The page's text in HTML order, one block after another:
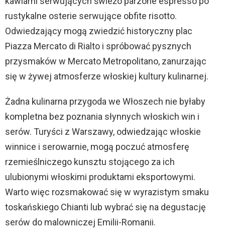
rustykalne osterie serwujące obfite risotto.
Odwiedzający mogą zwiedzić historyczny plac
Piazza Mercato di Rialto i spróbować pysznych
przysmaków w Mercato Metropolitano, zanurzając
się w żywej atmosferze włoskiej kultury kulinarnej.
Żadna kulinarna przygoda we Włoszech nie byłaby
kompletna bez poznania słynnych włoskich win i
serów. Turyści z Warszawy, odwiedzając włoskie
winnice i serowarnie, mogą poczuć atmosferę
rzemieślniczego kunsztu stojącego za ich
ulubionymi włoskimi produktami eksportowymi.
Warto więc rozsmakować się w wyrazistym smaku
toskańskiego Chianti lub wybrać się na degustację
serów do malowniczej Emilii-Romanii.